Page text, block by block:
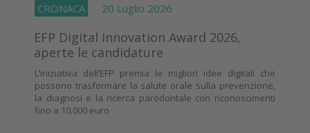
CRONACA 20 Luglio 2026
EFP Digital Innovation Award 2026,
aperte le candidature
L’iniziativa dell’EFP premia le migliori idee digitali che
possono trasformare la salute orale sulla prevenzione,
la diagnosi e la ricerca parodontale con riconoscimenti
fino a 10.000 euro